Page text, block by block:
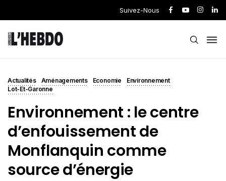
Suivez-Nous
Actualités Aménagements Economie
Environnement
Lot-Et-Garonne
Environnement : le centre
d’enfouissement de
Monflanquin comme
source d’énergie